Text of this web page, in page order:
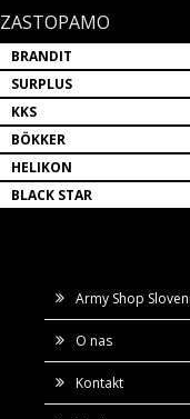
ZASTOPAMO
BRANDIT
SURPLUS
KKS
BÖKKER
HELIKON
BLACK STAR
Army Shop
O nas
Kontakt